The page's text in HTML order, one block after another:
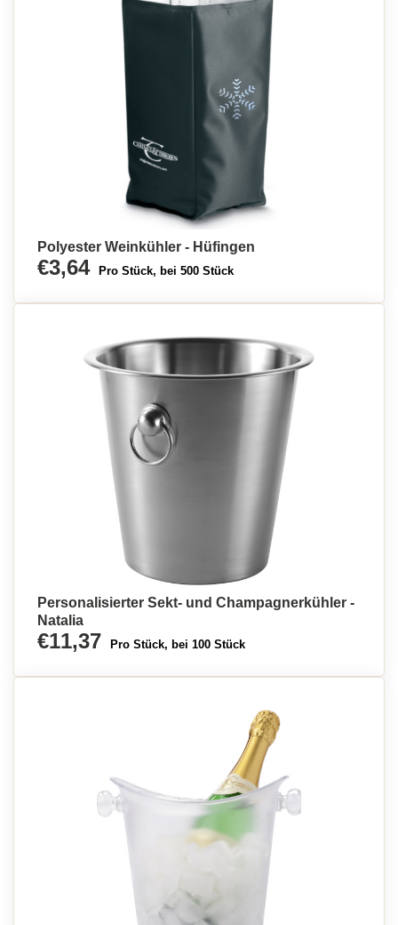
Polyester Weinkühler - Hüfingen
€3,64 Pro Stück, bei 500 Stück
Personalisierter Sekt- und Champagnerkühler -
Natalia
€11,37 Pro Stück, bei 100 Stück